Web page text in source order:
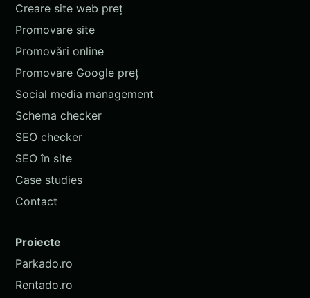
Creare site web preț
Promovare site
Promovări online
Promovare Google preț
Social media management
Schema checker
SEO checker
SEO în site
Case studies
Contact
Proiecte
Parkado.ro
Rentado.ro